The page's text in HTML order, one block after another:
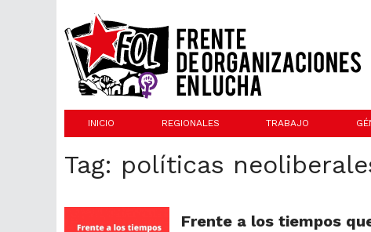
INICIO REGIONALES TRABAJO
Tag: políticas
Frente a los tiempos